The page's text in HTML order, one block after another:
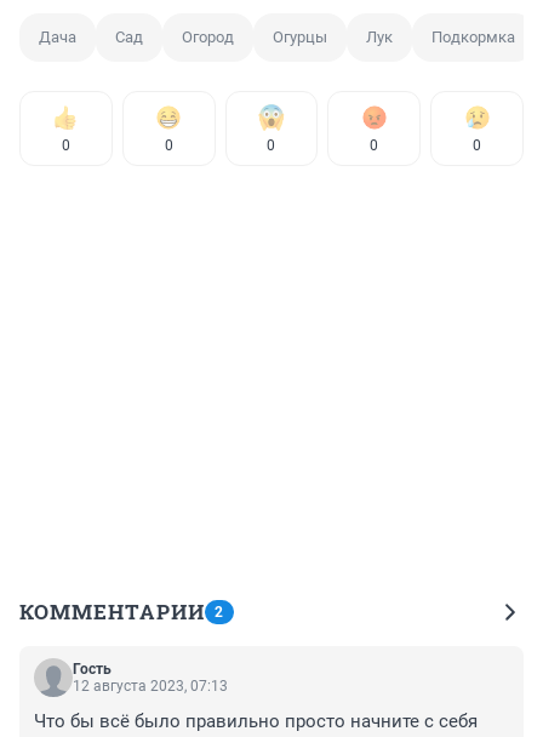
Дача Сад Огород Огурцы Лук Подкормка
0 0 0 0 0
КОММЕНТАРИИ 2
Гость
12 августа 2023, 07:13
Что бы всё было правильно просто начните с себя